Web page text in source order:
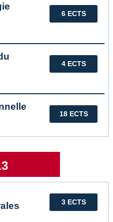
6 ECTS
4 ECTS
18 ECTS
3 ECTS